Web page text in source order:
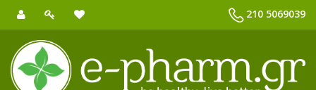
210 5069039